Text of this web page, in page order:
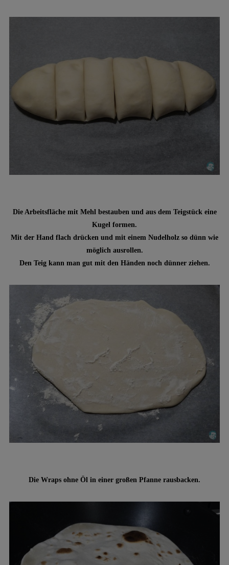
Die Arbeitsfläche mit Mehl bestauben und aus dem Teigstück eine
Kugel formen.
Mit der Hand flach drücken und mit einem Nudelholz so dünn wie
möglich ausrollen.
Den Teig kann man gut mit den Händen noch dünner ziehen.
Die Wraps ohne Öl in einer großen Pfanne rausbacken.